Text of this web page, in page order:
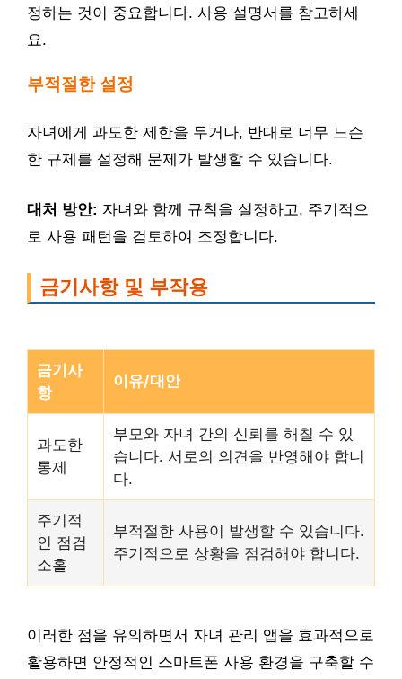
정하는 것이 중요합니다. 사용 설명서를 참고하세
요.
부적절한 설정
자녀에게 과도한 제한을 두거나, 반대로 너무 느슨
한 규제를 설정해 문제가 발생할 수 있습니다.
대처 방안: 자녀와 함께 규칙을 설정하고, 주기적으
로 사용 패턴을 검토하여 조정합니다.
금기사항 및 부작용
금기사
항
이유/대안
과도한
통제
부모와 자녀 간의 신뢰를 해칠 수 있
습니다. 서로의 의견을 반영해야 합니
다.
주기적
인 점검
소홀
부적절한 사용이 발생할 수 있습니다.
주기적으로 상황을 점검해야 합니다.
이러한 점을 유의하면서 자녀 관리 앱을 효과적으로
활용하면 안정적인 스마트폰 사용 환경을 구축할 수